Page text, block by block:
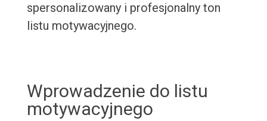
spersonalizowany i profesjonalny ton
listu motywacyjnego.
Wprowadzenie do listu
motywacyjnego